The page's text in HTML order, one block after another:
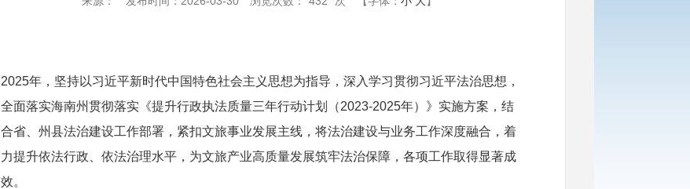
2025年，坚持以习近平新时代中国特色社会主义思想为指导，深入学习贯彻习近平法治思想，
全面落实海南州贯彻落实《提升行政执法质量三年行动计划（2023-2025年）》实施方案，结
合省、州县法治建设工作部署，紧扣文旅事业发展主线，将法治建设与业务工作深度融合，着
力提升依法行政、依法治理水平，为文旅产业高质量发展筑牢法治保障，各项工作取得显著成
效。